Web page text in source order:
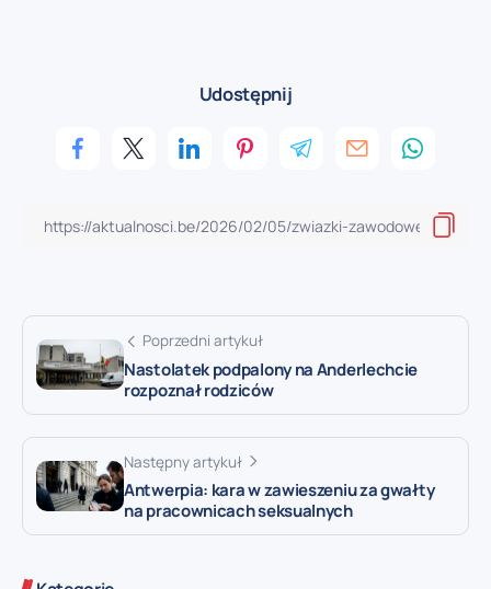
Udostępnij
Poprzedni artykuł
Nastolatek podpalony na Anderlechcie
rozpoznał rodziców
Następny artykuł
Antwerpia: kara w zawieszeniu za gwałty
na pracownicach seksualnych